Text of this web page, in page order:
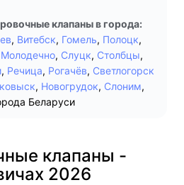
клапаны в города:
, Витебск, Гомель, Полоцк,
Молодечно, Слуцк, Столбцы,
, Речица, Рогачёв, Светлогорск
, Новогрудок, Слоним,
Беларуси
клапаны -
2026